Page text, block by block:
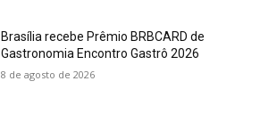
Brasília recebe Prêmio BRBCARD de
Gastronomia Encontro Gastrô 2026
8 de agosto de 2026